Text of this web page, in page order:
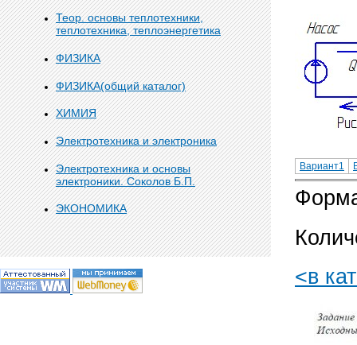
Теор. основы теплотехники,
теплотехника, теплоэнергетика
ФИЗИКА
ФИЗИКА(общий каталог)
ХИМИЯ
Электротехника и электроника
Электротехника и основы
электроники. Соколов Б.П.
ЭКОНОМИКА
Вариант1
<в